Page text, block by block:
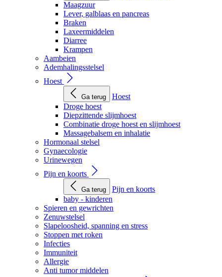
Maagzuur
Lever, galblaas en pancreas
Braken
Laxeermiddelen
Diarree
Krampen
Aambeien
Ademhalingsstelsel
Hoest
Ga terug
Hoest
Droge hoest
Diepzittende slijmhoest
Combinatie droge hoest en slijmhoest
Massagebalsem en inhalatie
Hormonaal stelsel
Gynaecologie
Urinewegen
Pijn en koorts
Ga terug
Pijn en koorts
baby - kinderen
Spieren en gewrichten
Zenuwstelsel
Slapeloosheid, spanning en stress
Stoppen met roken
Infecties
Immuniteit
Allergie
Anti tumor middelen